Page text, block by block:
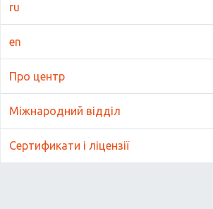
ru
en
Про центр
Міжнародний відділ
Сертификати і ліцензії